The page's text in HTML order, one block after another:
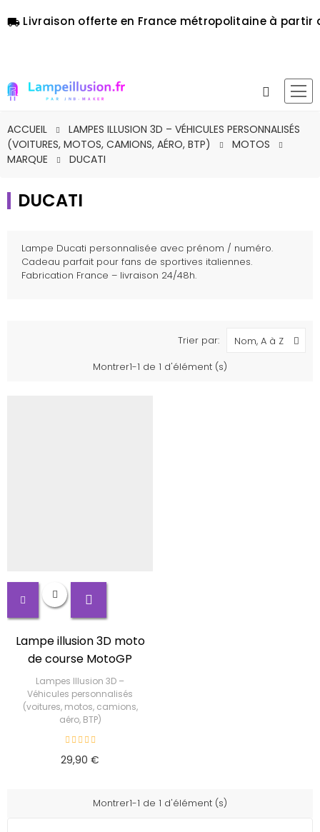
local_shipping Livraison offerte en France métropolitaine à partir
ACCUEIL
LAMPES ILLUSION 3D – VÉHICULES PERSONNALISÉS
(VOITURES, MOTOS, CAMIONS, AÉRO, BTP)
MOTOS
MARQUE
DUCATI
DUCATI
Lampe Ducati personnalisée avec prénom / numéro.
Cadeau parfait pour fans de sportives italiennes.
Fabrication France – livraison 24/48h.
Trier par:
Nom, A à Z
Montrer1-1 de 1 d'élément (s)
Lampe illusion 3D moto
de course MotoGP
Lampes Illusion 3D –
Véhicules personnalisés
(voitures, motos, camions,
aéro, BTP)
29,90 €
Montrer1-1 de 1 d'élément (s)